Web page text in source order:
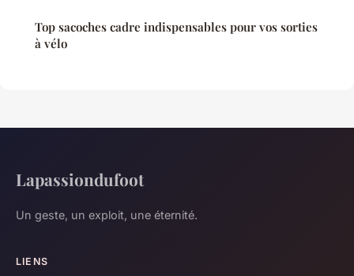
Top sacoches cadre indispensables pour vos sorties
à vélo
Lapassiondufoot
Un geste, un exploit, une éternité.
LIENS